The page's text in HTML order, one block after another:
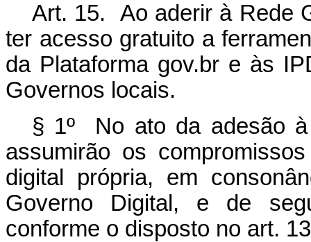
Art. 15. Ao aderir à Rede
ter acesso gratuito a
da Plataforma gov.br e às
Governos locais.
§ 1º No ato da adesão à
assumirão os
digital própria, em
Governo Digital, e de
conforme o disposto no art.